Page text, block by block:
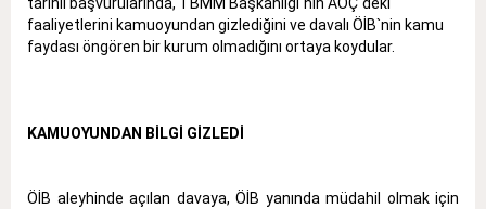
tarihli başvurularında, TBMM Başkanlığı`nın AOÇ`deki
faaliyetlerini kamuoyundan gizlediğini ve davalı ÖİB`nin kamu
faydası öngören bir kurum olmadığını ortaya koydular.
KAMUOYUNDAN BİLGİ GİZLEDİ
ÖİB aleyhinde açılan davaya, ÖİB yanında müdahil olmak için